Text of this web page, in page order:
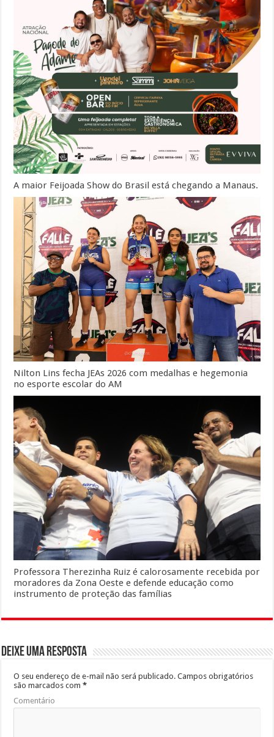
A maior Feijoada Show do Brasil está chegando a Manaus.
Nilton Lins fecha JEAs 2026 com medalhas e hegemonia
no esporte escolar do AM
Professora Therezinha Ruiz é calorosamente recebida por
moradores da Zona Oeste e defende educação como
instrumento de proteção das famílias
Deixe uma resposta
O seu endereço de e-mail não será publicado. Campos obrigatórios
são marcados com*
Comentário